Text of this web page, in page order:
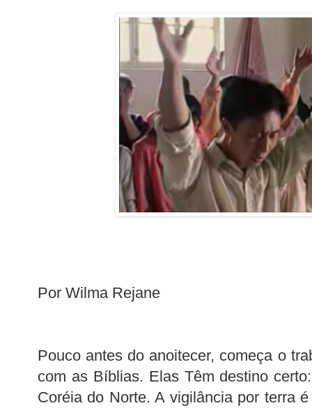
Por Wilma Rejane
Pouco antes do anoitecer, começa o
com as Bíblias. Elas Têm destino
Coréia do Norte. A vigilância por terra